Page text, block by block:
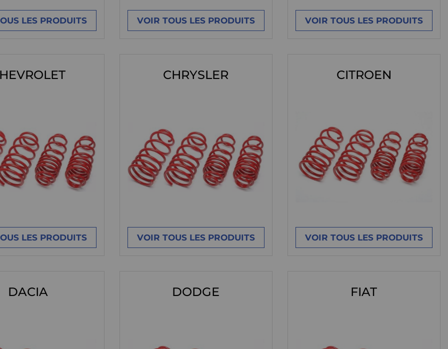
LES PRODUITS VOIR TOUS LES PRODUITS VOIR TOUS LES PRODUITS
LES PRODUITS
CHRYSLER
VOIR TOUS LES PRODUITS
CITROEN
VOIR TOUS LES PRODUITS
DACIA DODGE FIAT